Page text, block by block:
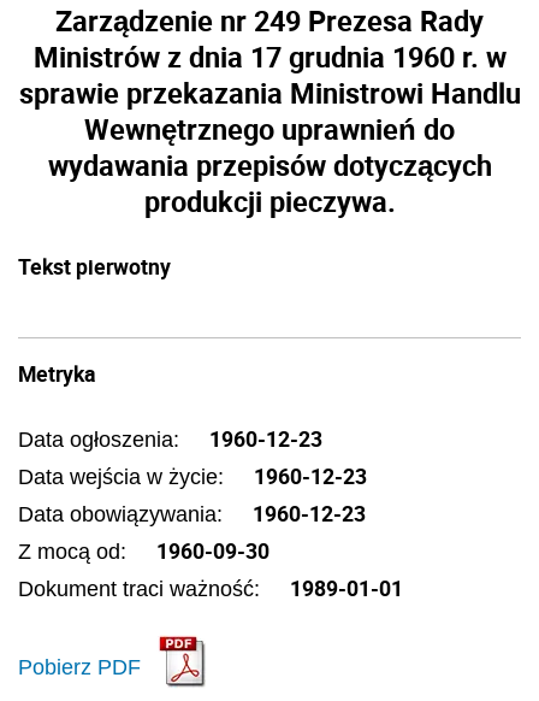
Zarządzenie nr 249 Prezesa Rady
Ministrów z dnia 17 grudnia 1960 r. w
sprawie przekazania Ministrowi Handlu
Wewnętrznego uprawnień do
wydawania przepisów dotyczących
produkcji pieczywa.
Tekst pierwotny
Metryka
Data ogłoszenia: 1960-12-23
Data wejścia w życie: 1960-12-23
Data obowiązywania: 1960-12-23
Z mocą od: 1960-09-30
Dokument traci ważność: 1989-01-01
Pobierz PDF